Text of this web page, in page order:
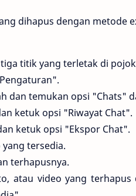
dihapus dengan metode
titik yang terletak di
dan temukan opsi "Chats"
ketuk opsi "Riwayat Chat".
ketuk opsi "Ekspor Chat".
tersedia.
terhapusnya.
atau video yang